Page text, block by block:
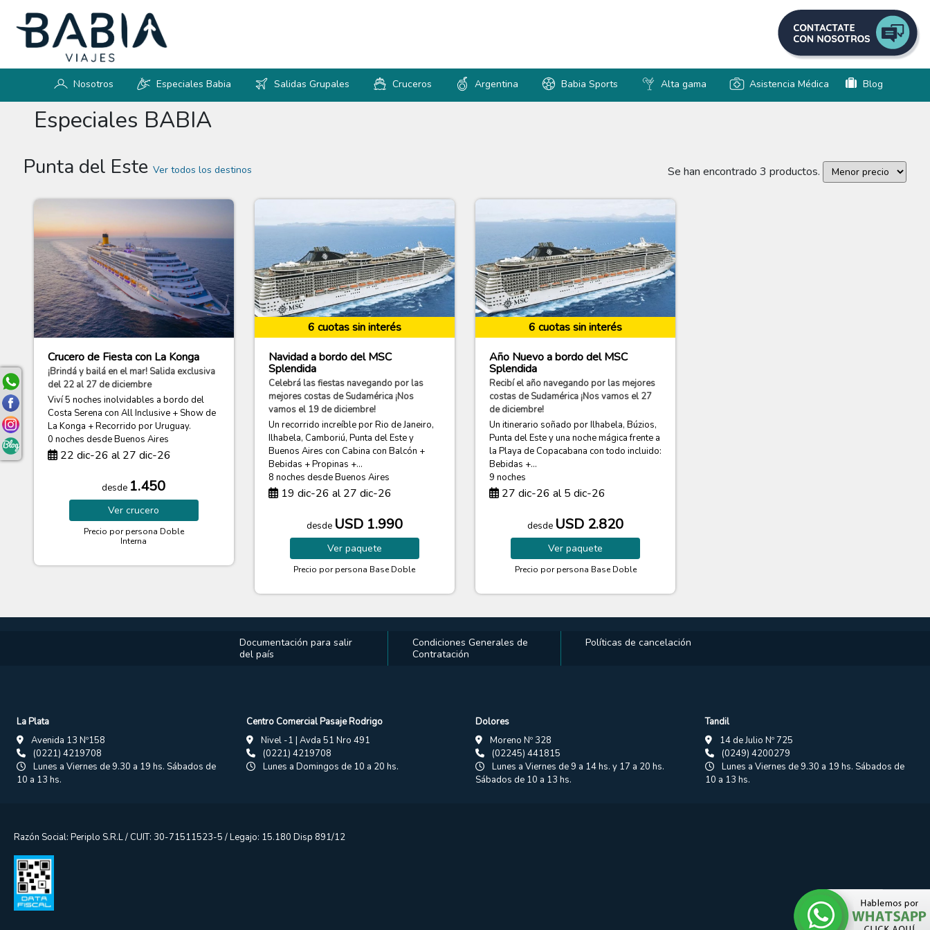
Nosotros Especiales Babia Salidas Grupales Cruceros Argentina Babia Sports Alta gama Asistencia Médica Blog
Especiales BABIA
Punta del Este Ver todos los destinos Se han encontrado 3 productos.
Crucero de Fiesta con La Konga
¡Brindá y bailá en el mar! Salida exclusiva
del 22 al 27 de diciembre
Viví 5 noches inolvidables a bordo del
Costa Serena con All Inclusive + Show de
La Konga + Recorrido por Uruguay.
0 noches desde Buenos Aires
22 dic-26 al 27 dic-26
desde 1.450
Vercrucero
Precio por persona Doble
Interna
6 cuotas sin interés
Navidad a bordo del MSC
Splendida
Celebrá las fiestas navegando por las
mejores costas de Sudamérica ¡Nos
vamos el 19 de diciembre!
Un recorrido increíble por Rio de Janeiro,
Ilhabela, Camboriú, Punta del Este y
Buenos Aires con Cabina con Balcón +
Bebidas + Propinas +...
8 noches desde Buenos Aires
19 dic-26 al 27 dic-26
desde USD 1.990
Ver paquete
Precio por persona Base Doble
6 cuotas sin interés
Año Nuevo a bordo del MSC
Splendida
Recibí el año navegando por las mejores
costas de Sudamérica ¡Nos vamos el 27
de diciembre!
Un itinerario soñado por Ilhabela, Búzios,
Punta del Este y una noche mágica frente a
la Playa de Copacabana con todo incluido:
Bebidas +...
9 noches
27 dic-26 al 5 dic-26
desde USD 2.820
Verpaquete
Precio por persona Base Doble
Documentación para salir
del país
Condiciones Generales de
Contratación
Políticas de cancelación
La Plata
Avenida 13 Nº158
(0221) 4219708
Lunes a Viernes de 9.30 a 19 hs. Sábados de
10 a 13 hs.
Centro Comercial Pasaje Rodrigo
Nivel -1 | Avda 51 Nro 491
(0221) 4219708
Lunes a Domingos de 10 a 20 hs.
Dolores
Moreno Nº 328
(02245) 441815
Lunes a Viernes de 9 a 14 hs. y 17 a 20 hs.
Sábados de 10 a 13 hs.
Tandil
14 de Julio Nº 725
(0249) 4200279
Lunes a Viernes de 9.30 a 19 hs. Sábados de
10 a 13 hs.
Razón Social: Periplo S.R.L / CUIT: 30-71511523-5 / Legajo: 15.180 Disp 891/12